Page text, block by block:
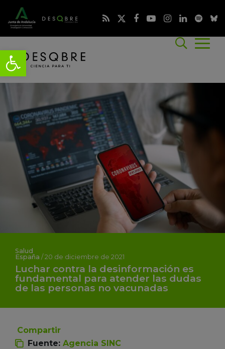
Salud
España / 20 de diciembre de 2021
Luchar contra la desinformación es
fundamental para atender las dudas
de las personas no vacunadas
Compartir
Fuente: Agencia SINC